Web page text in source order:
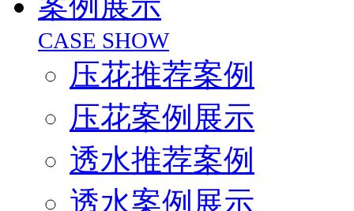
CASE SHOW
压花推荐案例
压花案例展示
透水推荐案例
透水案例展示